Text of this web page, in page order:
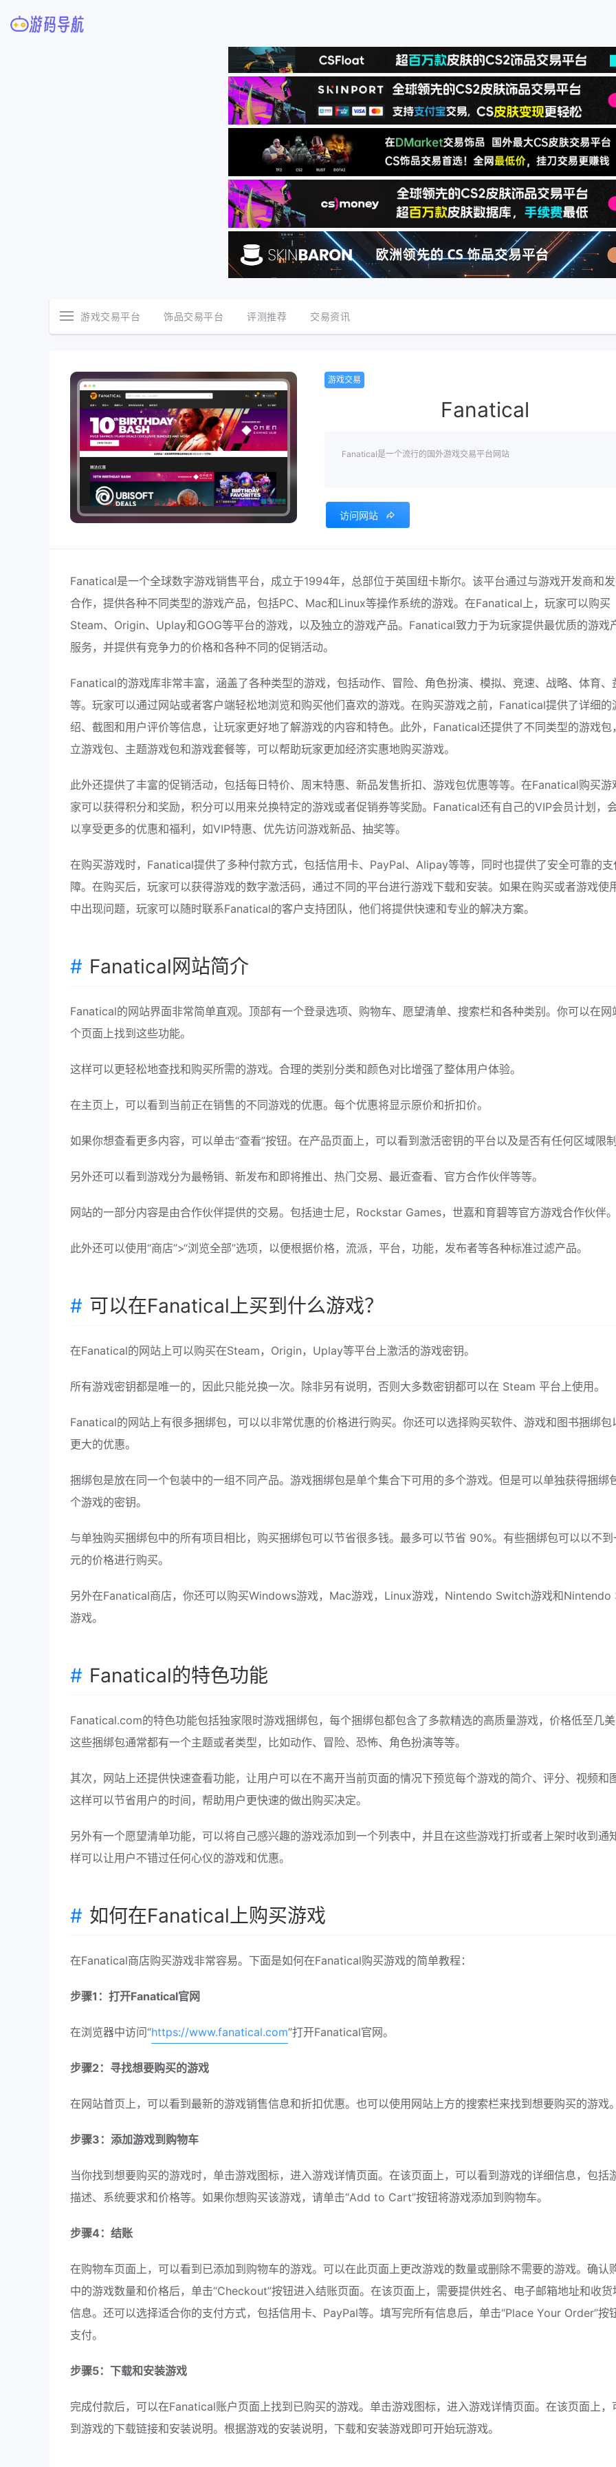
游戏交易平台 饰品交易平台 评测推荐 交易资讯
游戏交易
Fanatical
Fanatical是一个流行的国外游戏交易平台网站
访问网站
Fanatical是一个全球数字游戏销售平台，成立于1994年，总部位于英国纽卡斯尔。该平台通过与游戏开发商和
合作，提供各种不同类型的游戏产品，包括PC、Mac和Linux等操作系统的游戏。在Fanatical上，玩家可以购买
Steam、Origin、Uplay和GOG等平台的游戏，以及独立的游戏产品。Fanatical致力于为玩家提供最优质的游戏
服务，并提供有竞争力的价格和各种不同的促销活动。
Fanatical的游戏库非常丰富，涵盖了各种类型的游戏，包括动作、冒险、角色扮演、模拟、竞速、战略、体育、
等。玩家可以通过网站或者客户端轻松地浏览和购买他们喜欢的游戏。在购买游戏之前，Fanatical提供了详细的
绍、截图和用户评价等信息，让玩家更好地了解游戏的内容和特色。此外，Fanatical还提供了不同类型的游戏包
立游戏包、主题游戏包和游戏套餐等，可以帮助玩家更加经济实惠地购买游戏。
此外还提供了丰富的促销活动，包括每日特价、周末特惠、新品发售折扣、游戏包优惠等等。在Fanatical购买游
家可以获得积分和奖励，积分可以用来兑换特定的游戏或者促销券等奖励。Fanatical还有自己的VIP会员计划，
以享受更多的优惠和福利，如VIP特惠、优先访问游戏新品、抽奖等。
在购买游戏时，Fanatical提供了多种付款方式，包括信用卡、PayPal、Alipay等等，同时也提供了安全可靠的支
障。在购买后，玩家可以获得游戏的数字激活码，通过不同的平台进行游戏下载和安装。如果在购买或者游戏使
中出现问题，玩家可以随时联系Fanatical的客户支持团队，他们将提供快速和专业的解决方案。
Fanatical网站简介
Fanatical的网站界面非常简单直观。顶部有一个登录选项、购物车、愿望清单、搜索栏和各种类别。你可以在网
个页面上找到这些功能。
这样可以更轻松地查找和购买所需的游戏。合理的类别分类和颜色对比增强了整体用户体验。
在主页上，可以看到当前正在销售的不同游戏的优惠。每个优惠将显示原价和折扣价。
如果你想查看更多内容，可以单击“查看”按钮。在产品页面上，可以看到激活密钥的平台以及是否有任何区域限
另外还可以看到游戏分为最畅销、新发布和即将推出、热门交易、最近查看、官方合作伙伴等等。
网站的一部分内容是由合作伙伴提供的交易。包括迪士尼，Rockstar Games，世嘉和育碧等官方游戏合作伙伴
此外还可以使用“商店”>“浏览全部”选项，以便根据价格，流派，平台，功能，发布者等各种标准过滤产品。
可以在Fanatical上买到什么游戏？
在Fanatical的网站上可以购买在Steam，Origin，Uplay等平台上激活的游戏密钥。
所有游戏密钥都是唯一的，因此只能兑换一次。除非另有说明，否则大多数密钥都可以在 Steam 平台上使用。
Fanatical的网站上有很多捆绑包，可以以非常优惠的价格进行购买。你还可以选择购买软件、游戏和图书捆绑包
更大的优惠。
捆绑包是放在同一个包装中的一组不同产品。游戏捆绑包是单个集合下可用的多个游戏。但是可以单独获得捆绑
个游戏的密钥。
与单独购买捆绑包中的所有项目相比，购买捆绑包可以节省很多钱。最多可以节省 90%。有些捆绑包可以以不到
元的价格进行购买。
另外在Fanatical商店，你还可以购买Windows游戏，Mac游戏，Linux游戏，Nintendo Switch游戏和Nintendo
游戏。
Fanatical的特色功能
Fanatical.com的特色功能包括独家限时游戏捆绑包，每个捆绑包都包含了多款精选的高质量游戏，价格低至几
这些捆绑包通常都有一个主题或者类型，比如动作、冒险、恐怖、角色扮演等等。
其次，网站上还提供快速查看功能，让用户可以在不离开当前页面的情况下预览每个游戏的简介、评分、视频和
这样可以节省用户的时间，帮助用户更快速的做出购买决定。
另外有一个愿望清单功能，可以将自己感兴趣的游戏添加到一个列表中，并且在这些游戏打折或者上架时收到通
样可以让用户不错过任何心仪的游戏和优惠。
如何在Fanatical上购买游戏
在Fanatical商店购买游戏非常容易。下面是如何在Fanatical购买游戏的简单教程：
步骤1：打开Fanatical官网
在浏览器中访问“https://www.fanatical.com”打开Fanatical官网。
步骤2：寻找想要购买的游戏
在网站首页上，可以看到最新的游戏销售信息和折扣优惠。也可以使用网站上方的搜索栏来找到想要购买的游戏
步骤3：添加游戏到购物车
当你找到想要购买的游戏时，单击游戏图标，进入游戏详情页面。在该页面上，可以看到游戏的详细信息，包括
描述、系统要求和价格等。如果你想购买该游戏，请单击“Add to Cart”按钮将游戏添加到购物车。
步骤4：结账
在购物车页面上，可以看到已添加到购物车的游戏。可以在此页面上更改游戏的数量或删除不需要的游戏。确认
中的游戏数量和价格后，单击“Checkout”按钮进入结账页面。在该页面上，需要提供姓名、电子邮箱地址和收货
信息。还可以选择适合你的支付方式，包括信用卡、PayPal等。填写完所有信息后，单击“Place Your Order”按
支付。
步骤5：下载和安装游戏
完成付款后，可以在Fanatical账户页面上找到已购买的游戏。单击游戏图标，进入游戏详情页面。在该页面上，
到游戏的下载链接和安装说明。根据游戏的安装说明，下载和安装游戏即可开始玩游戏。